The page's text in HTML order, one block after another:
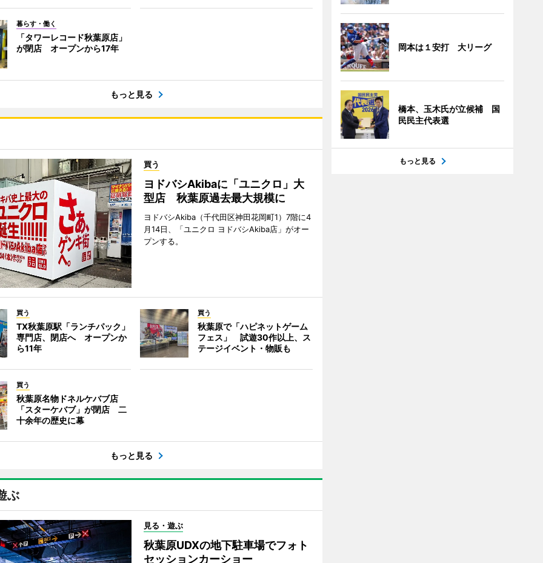
暮らす・働く
「タワーレコード秋葉原店」
が閉店 オープンから17年
もっと見る
買う
ヨドバシAkibaに「ユニクロ」大
型店 秋葉原過去最大規模に
ヨドバシAkiba（千代田区神田花岡町1）7階に4
月14日、「ユニクロ ヨドバシAkiba店」がオー
プンする。
買う
TX秋葉原駅「ランチパック」
専門店、閉店へ オープンか
ら11年
買う
秋葉原で「ハピネットゲーム
フェス」 試遊30作以上、ス
テージイベント・物販も
買う
秋葉原名物ドネルケバブ店
「スターケバブ」が閉店 二
十余年の歴史に幕
もっと見る
ぶ
見る・遊ぶ
秋葉原UDXの地下駐車場でフォト
セッションカーショー
岡本は１安打 大リーグ
橋本、玉木氏が立候補 国
民民主代表選
もっと見る